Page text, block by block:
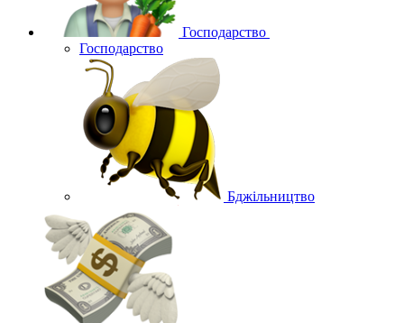
Господарство
Господарство
Бджільництво